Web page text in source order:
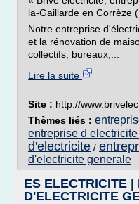
la-Gaillarde en Corrèze
Notre entreprise
et la rénovation de
collectifs, bureaux,...
Lire la suite
Site : http://
Thèmes liés :
entreprise d electricite
d'electricite /
d'electricite generale
ES ELECTRICITE |
D'ELECTRICITE